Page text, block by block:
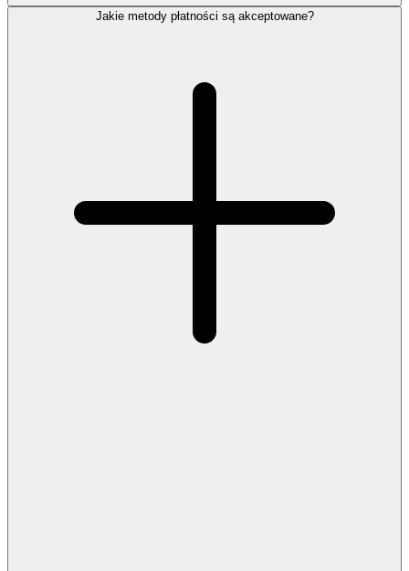
Jakie metody płatności są akceptowane?